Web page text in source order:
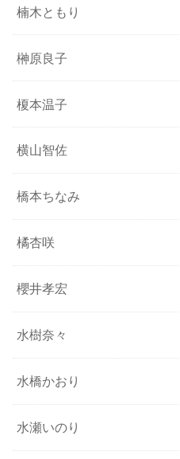
楠木ともり
榊原良子
榎本温子
横山智佐
橋本ちなみ
橘杏咲
櫻井孝宏
水樹奈々
水橋かおり
水瀬いのり